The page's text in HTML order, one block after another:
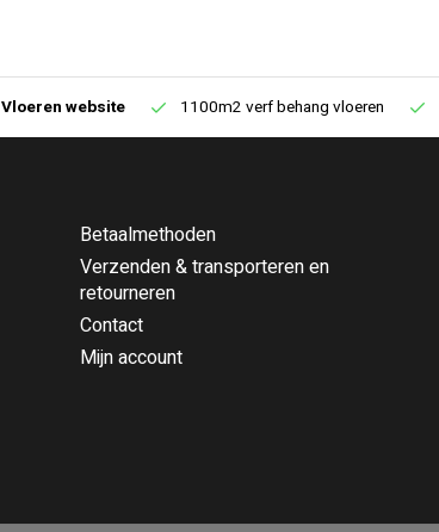
Vloeren website 1100m2 verf behang vloeren
Betaalmethoden
Verzenden & transporteren en
retourneren
Contact
Mijn account